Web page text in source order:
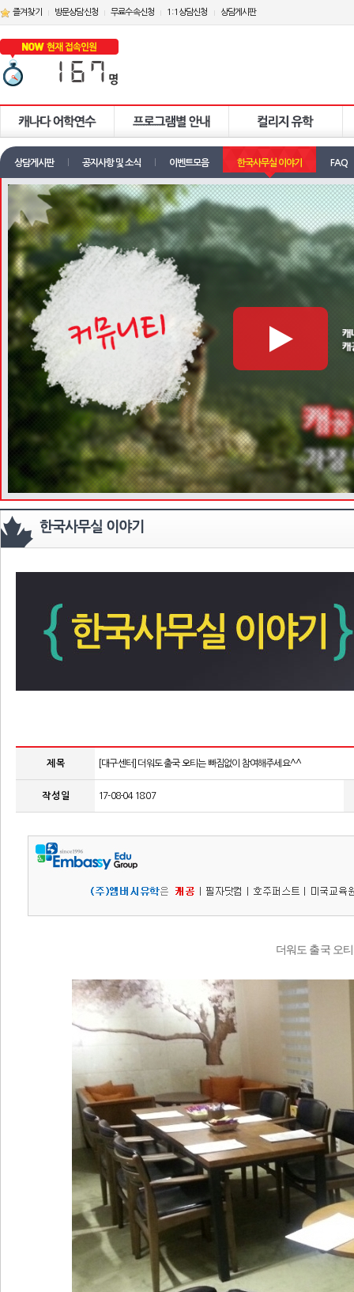
즐겨찾기 방문상담신청 무료수속신청 1:1상담신청 상담게시판
상담게시판 공지사항 및 소식 이벤트모음 한국사무실 이야기 FAQ
제 목 [대구센터] 더워도 출국 오티는 빠짐없이 참여해주세요^^
작 성 일 17-08-04 18:07
더워도 출국 오